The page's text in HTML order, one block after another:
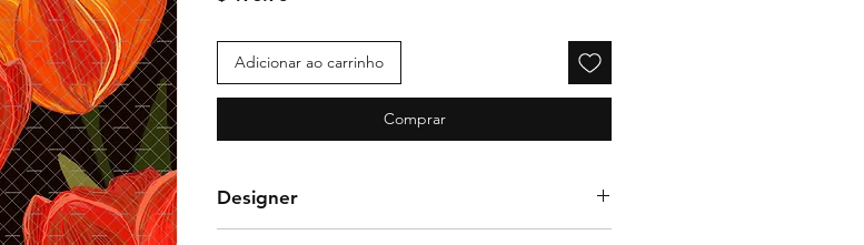
Adicionar ao carrinho
Comprar
Designer